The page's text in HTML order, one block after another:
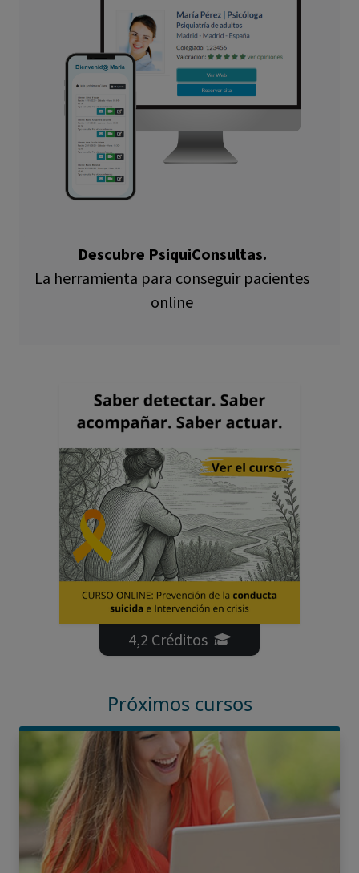
Descubre PsiquiConsultas.
La herramienta para conseguir pacientes
online
4,2 Créditos
Próximos cursos